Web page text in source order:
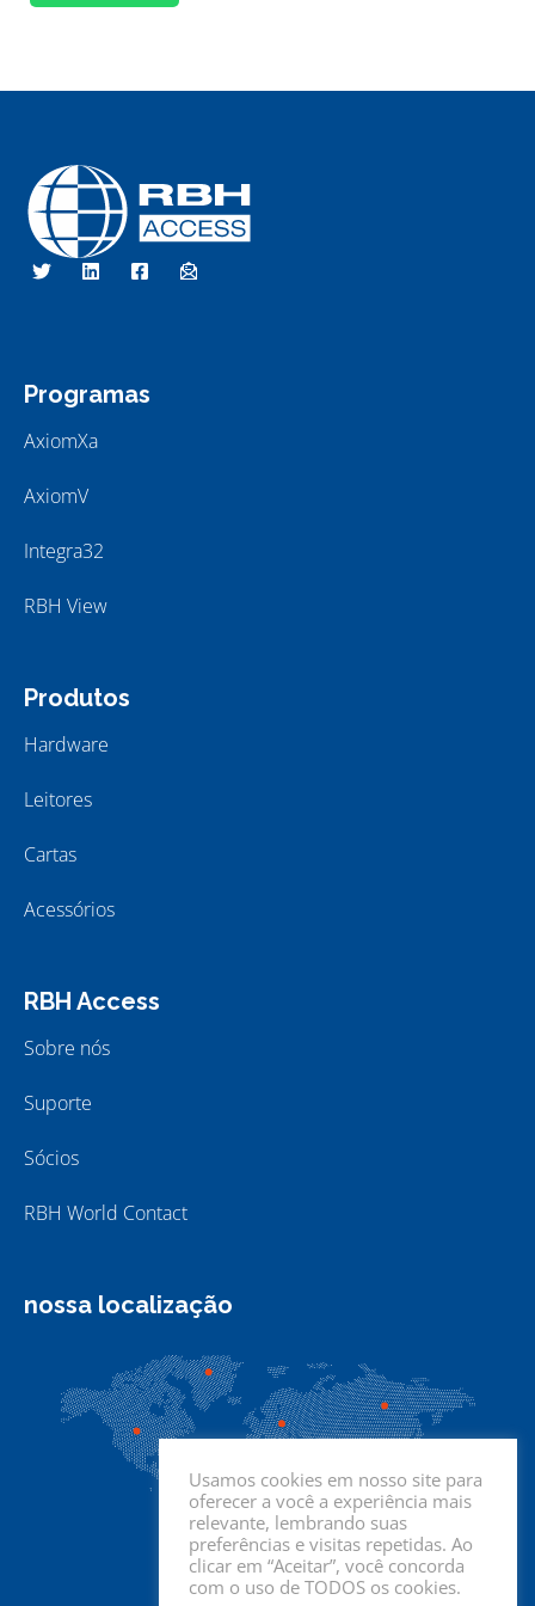
qualquer coisa coberta pelas funções
2,3,4,5-swipe.
RBH Access Technologies
Nós somos o Controle de Acesso
Programas
AxiomXa
AxiomV
Integra32
RBH View
Produtos
Hardware
Leitores
Cartas
Acessórios
RBH Access
Sobre nós
Suporte
Sócios
RBH World Contact
nossa localização
Usamos cookies em nosso site para
oferecer a você a experiência mais
relevante, lembrando suas
preferências e visitas repetidas. Ao
clicar em “Aceitar”, você concorda
com o uso de TODOS os cookies.